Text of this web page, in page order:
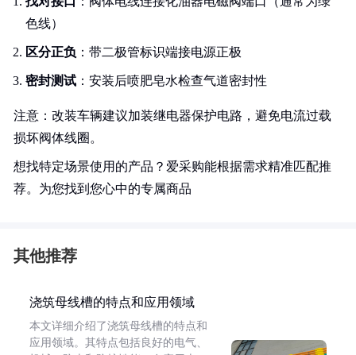
色线）
区分正负 ：带二极管标识端接电源正极
密封测试 ：安装后喷肥皂水检查气道密封性
注意：改装车辆建议加装继电器保护电路，避免电流过载
损坏阀体线圈。
想找特定场景使用的产品？爱采购能根据需求精准匹配推
荐。为您找到您心中的专属商品
其他推荐
浇筑母线槽的特点和应用领域
本文详细介绍了浇筑母线槽的特点和
应用领域。其特点包括良好的电气、